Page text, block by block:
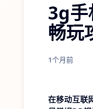
3g手
畅玩
1个月前
在移动互联